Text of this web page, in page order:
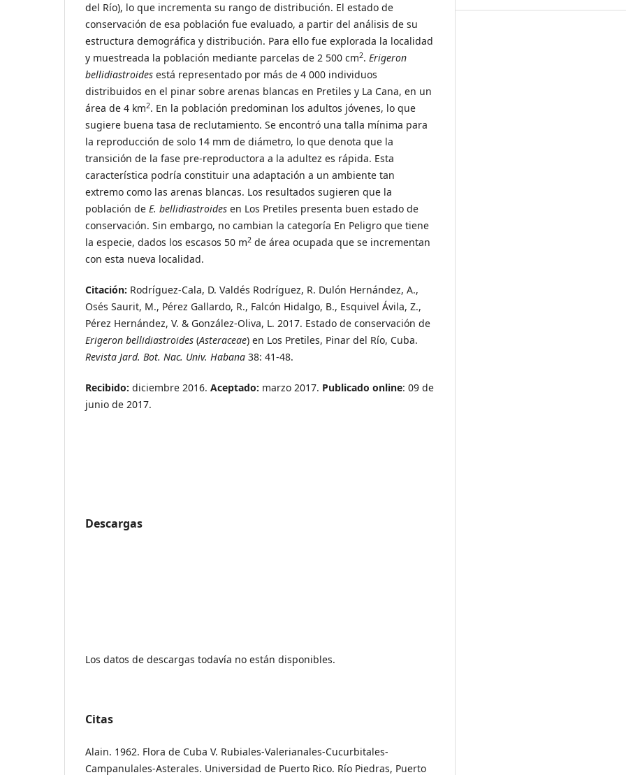
del Río), lo que incrementa su rango de distribución. El estado de
conservación de esa población fue evaluado, a partir del análisis de su
estructura demográfica y distribución. Para ello fue explorada la localidad
y muestreada la población mediante parcelas de 2 500 cm2. Erigeron
bellidiastroides está representado por más de 4 000 individuos
distribuidos en el pinar sobre arenas blancas en Pretiles y La Cana, en un
área de 4 km2. En la población predominan los adultos jóvenes, lo que
sugiere buena tasa de reclutamiento. Se encontró una talla mínima para
la reproducción de solo 14 mm de diámetro, lo que denota que la
transición de la fase pre-reproductora a la adultez es rápida. Esta
característica podría constituir una adaptación a un ambiente tan
extremo como las arenas blancas. Los resultados sugieren que la
población de E. bellidiastroides en Los Pretiles presenta buen estado de
conservación. Sin embargo, no cambian la categoría En Peligro que tiene
la especie, dados los escasos 50 m2 de área ocupada que se incrementan
con esta nueva localidad.
Citación: Rodríguez-Cala, D. Valdés Rodríguez, R. Dulón Hernández, A.,
Osés Saurit, M., Pérez Gallardo, R., Falcón Hidalgo, B., Esquivel Ávila, Z.,
Pérez Hernández, V. & González-Oliva, L. 2017. Estado de conservación de
Erigeron bellidiastroides (Asteraceae) en Los Pretiles, Pinar del Río, Cuba.
Revista Jard. Bot. Nac. Univ. Habana 38: 41-48.
Recibido: diciembre 2016. Aceptado: marzo 2017. Publicado online: 09 de
junio de 2017.
Descargas
Los datos de descargas todavía no están disponibles.
Citas
Alain. 1962. Flora de Cuba V. Rubiales-Valerianales-Cucurbitales-
Campanulales-Asterales. Universidad de Puerto Rico. Río Piedras, Puerto